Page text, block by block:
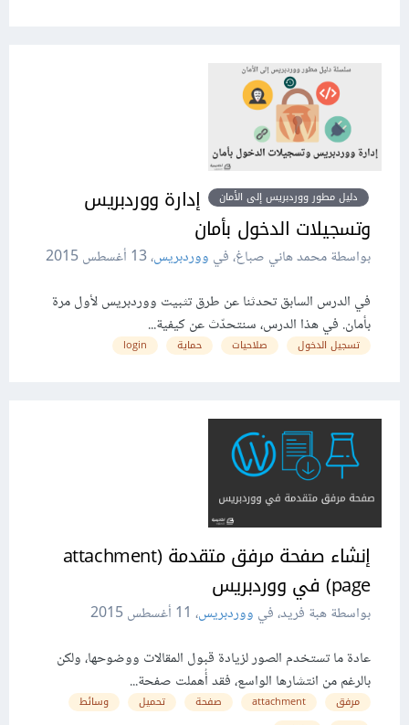
دليل مطور ووردبريس إلى الأمان
إدارة ووردبريس
وتسجيلات الدخول بأمان
بواسطة محمد هاني صباغ، في ووردبريس،13 أغسطس 2015
في الدرس السابق تحدثنا عن طرق تثبيت ووردبريس لأول مرة
بأمان. في هذا الدرس، سنتحدّث عن كيفية...
تسجيل الدخول صلاحيات حماية login
إنشاء صفحة مرفق متقدمة (attachment
page) في ووردبريس
بواسطة هبة فريد، في ووردبريس، 11 أغسطس 2015
عادة ما تستخدم الصور لزيادة قبول المقالات ووضوحها، ولكن
بالرغم من انتشارها الواسع، فقد أُهملت صفحة...
مرفق attachment صفحة تحميل
وسائط